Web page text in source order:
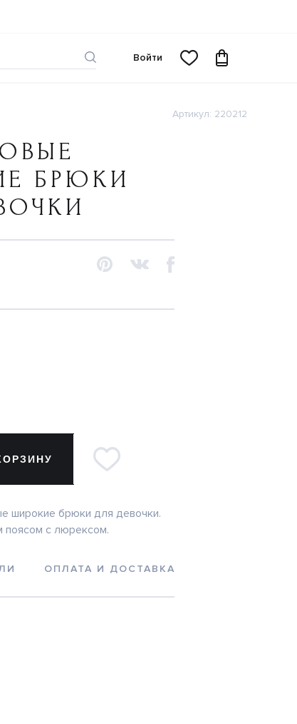
Войти
Артикул: 220212
БРЮКИ
широкие брюки для девочки.
поясом с люрексом.
ОПЛАТА И ДОСТАВКА